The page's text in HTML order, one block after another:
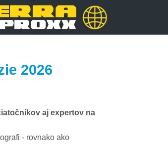
2026
aj expertov na
- rovnako ako